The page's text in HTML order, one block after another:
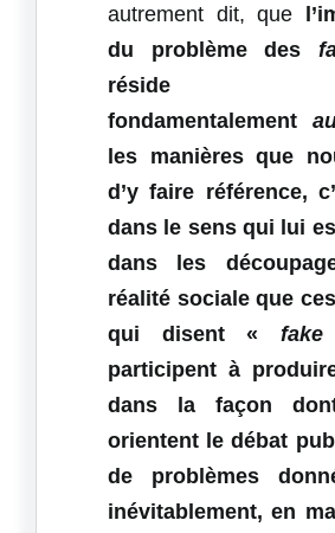
autrement dit, que
du problème des
réside
fondamentalement
les manières que
d’y faire référence,
dans le sens qui lui
dans les
réalité sociale que
qui disent «
participent à
dans la façon
orientent le débat
de problèmes
inévitablement, en